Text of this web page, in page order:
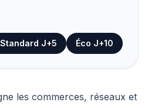
Standard J+5 Éco J+10
les commerces, réseaux et